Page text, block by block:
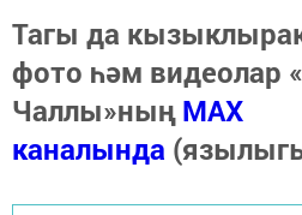
Тагы да
фото һәм видеолар
Чаллы»ныңMAX
каналында